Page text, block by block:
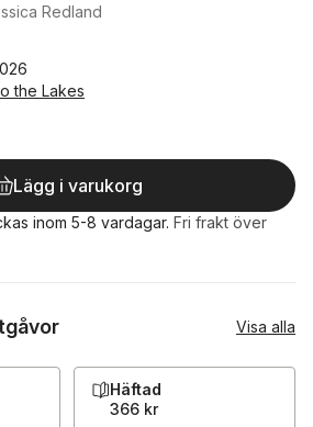
Redland
the Lakes
Lägg i varukorg
inom 5-8 vardagar. Fri frakt över
Visa alla
Häftad
366 kr